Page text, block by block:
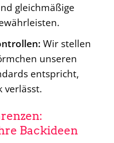
gleichmäßige
Wir stellen
unseren
entspricht,
verlässt.
Backideen